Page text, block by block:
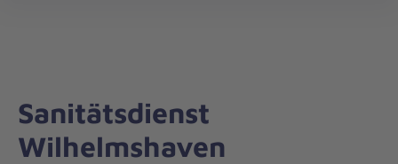
Sanitätsdienst
Wilhelmshaven